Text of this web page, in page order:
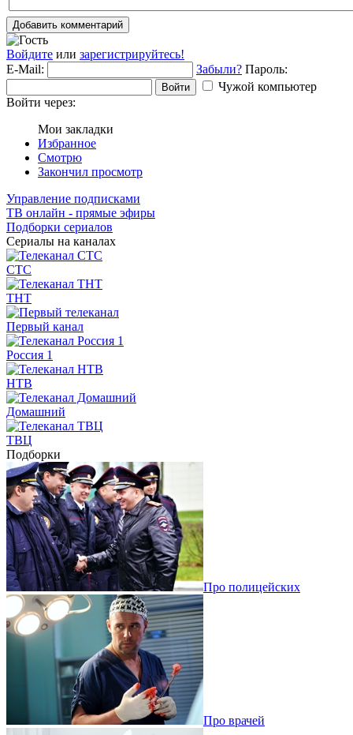
Добавить комментарий
Войдите или зарегистрируйтесь!
E-Mail:
Забыли? Пароль:
Войти
Чужой компьютер
Войти через:
Мои закладки
Избранное
Смотрю
Закончил просмотр
Управление подписками
ТВ онлайн - прямые эфиры
Подборки сериалов
Сериалы на каналах
СТС
ТНТ
Первый канал
Россия 1
НТВ
Домашний
ТВЦ
Подборки
Про полицейских
Про врачей